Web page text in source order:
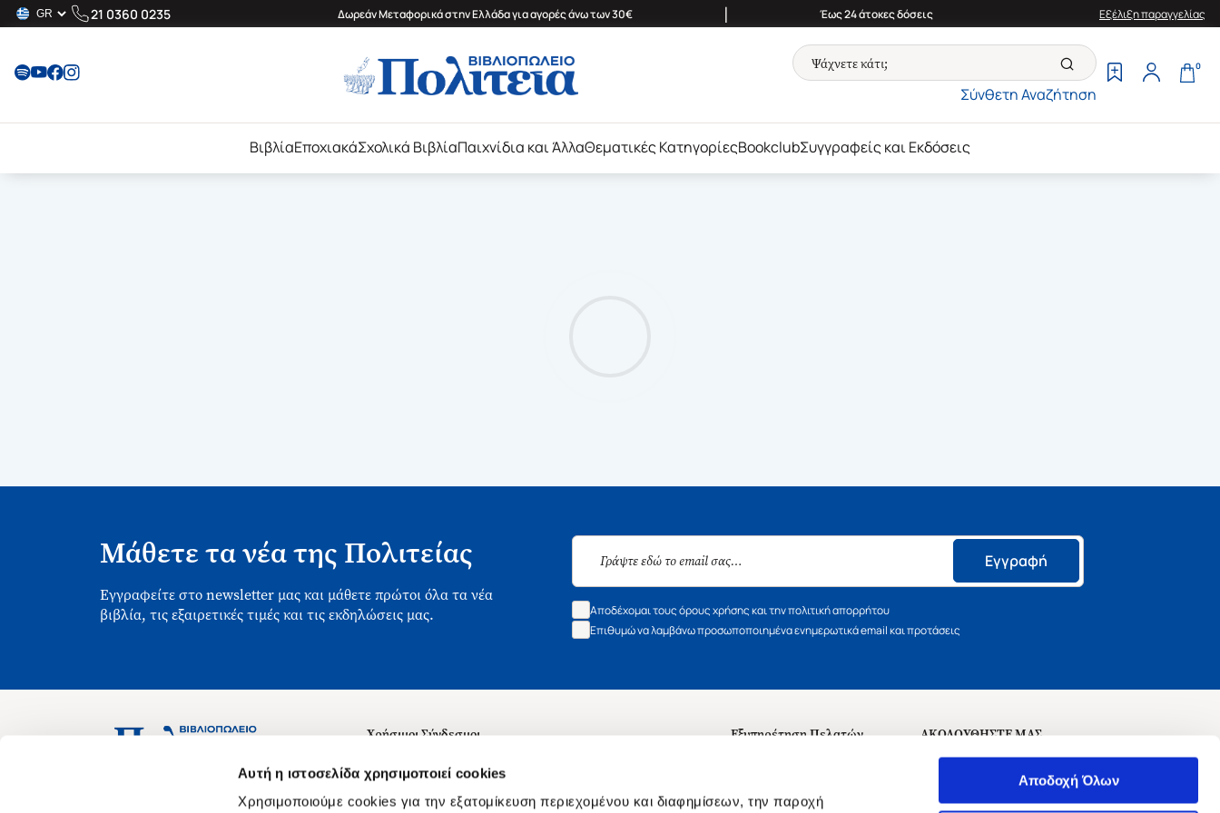
Αυτή η ιστοσελίδα χρησιμοποιεί cookies
Χρησιμοποιούμε cookies για την εξατομίκευση περιεχομένου και διαφημίσεων, την παροχή
Αποδοχή Όλων
21 0360 0235 Δωρεάν Μεταφορικά στην Ελλάδα για αγορές άνω των 30€ | Έως 24 άτοκες δόσεις Εξέλιξη παραγγελίας
Σύνθετη Αναζήτηση
0
ΒιβλίαΕποχιακάΣχολικά ΒιβλίαΠαιχνίδια και ΆλλαΘεματικές ΚατηγορίεςBookclubΣυγγραφείς και Εκδόσεις
Μάθετε τα νέα της Πολιτείας
Εγγραφείτε στο newsletter μας και μάθετε πρώτοι όλα τα νέα
βιβλία, τις εξαιρετικές τιμές και τις εκδηλώσεις μας.
Εγγραφή
Αποδέχομαι τους όρους χρήσης και την πολιτική απορρήτου
Επιθυμώ να λαμβάνω προσωποποιημένα ενημερωτικά email και προτάσεις
Ασκληπιού 1-3, Αθήνα 106 79
Χρήσιμοι Σύνδεσμοι
Σχετικά με εμάς
Θέσεις Εργασίας
Εξυπηρέτηση Πελατών
ΑΚΟΛΟΥΘΗΣΤΕ ΜΑΣ